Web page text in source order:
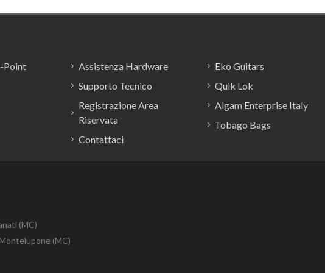
Point
Assistenza Hardware
Supporto Tecnico
Registrazione Area
Riservata
Contattaci
Eko Guitars
Quik Lok
Algam Enterprise Italy
Tobago Bags
(MC)
(MC)